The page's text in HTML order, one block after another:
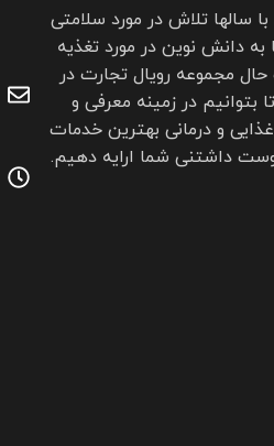
سالها تلاش در مورد سلامتی
دانش نوین در مورد تغذیه
مجموعه رویال تجارت در
بتوانیم در زمینه معرفی و
و درمانی بهترین خدمات
داشتنی شما ارايه دهیم.